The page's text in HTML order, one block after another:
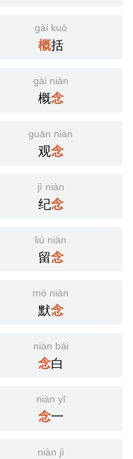
gài kuò
概括
gài niàn
概念
guān niàn
观念
jì niàn
纪念
liú niàn
留念
mò niàn
默念
niàn bái
念白
niàn yī
念一
niàn jì